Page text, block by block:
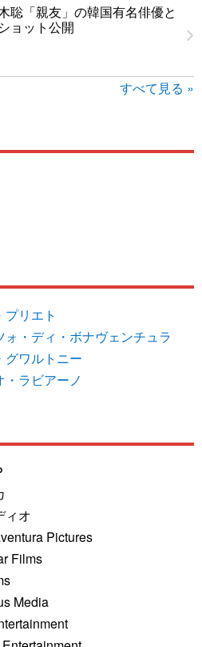
聡「親友」の韓国有名俳優と
ョット公開
すべて見る »
プリエト
ォ・ディ・ボナヴェンチュラ
グワルトニー
・ラビアーノ
ィオ
Pictures
Films
Media